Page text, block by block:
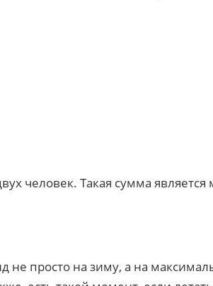
человек. Такая сумма
просто на зиму, а на